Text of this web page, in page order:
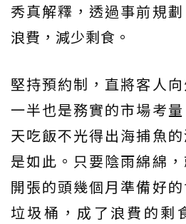
秀真解釋，透過事前規
浪費，減少剩食。
堅持預約制，直將客人
一半也是務實的市場考
天吃飯不光得出海捕魚
是如此。只要陰雨綿綿
開張的頭幾個月準備好
垃圾桶，成了浪費的剩